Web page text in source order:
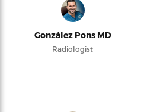
González Pons MD
Radiologist